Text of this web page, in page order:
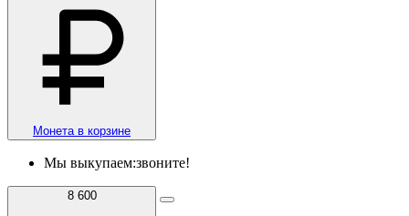
Монета в корзине
Мы выкупаем:звоните!
8 600